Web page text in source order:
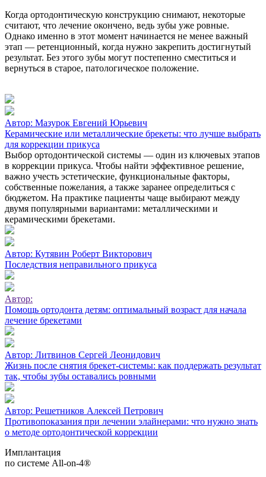
Когда ортодонтическую конструкцию снимают, некоторые
считают, что лечение окончено, ведь зубы уже ровные.
Однако именно в этот момент начинается не менее важный
этап — ретенционный, когда нужно закрепить достигнутый
результат. Без этого зубы могут постепенно сместиться и
вернуться в старое, патологическое положение.
Автор: Мазурок Евгений Юрьевич
Керамические или металлические брекеты: что лучше выбрать
для коррекции прикуса
Выбор ортодонтической системы — один из ключевых этапов
в коррекции прикуса. Чтобы найти эффективное решение,
важно учесть эстетические, функциональные факторы,
собственные пожелания, а также заранее определиться с
бюджетом. На практике пациенты чаще выбирают между
двумя популярными вариантами: металлическими и
керамическими брекетами.
Автор: Кутявин Роберт Викторович
Последствия неправильного прикуса
Автор:
Помощь ортодонта детям: оптимальный возраст для начала
лечение брекетами
Автор: Литвинов Сергей Леонидович
Жизнь после снятия брекет-системы: как поддержать результат
так, чтобы зубы оставались ровными
Автор: Решетников Алексей Петрович
Противопоказания при лечении элайнерами: что нужно знать
о методе ортодонтической коррекции
Имплантация
по системе All-on-4®